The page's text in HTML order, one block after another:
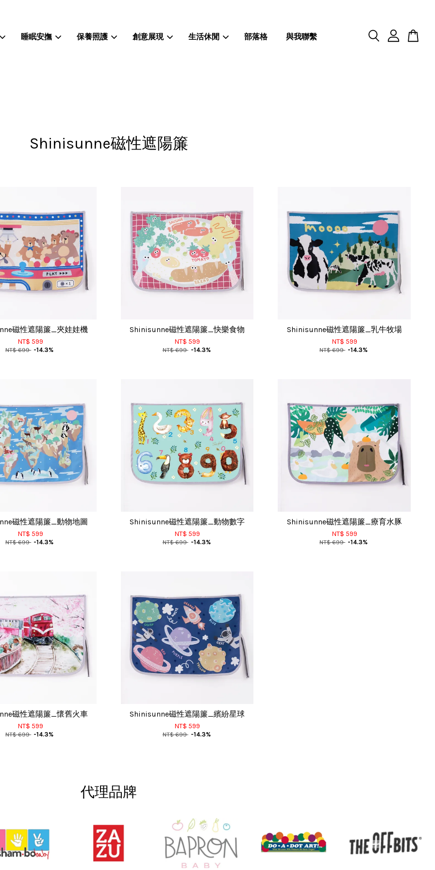
睡眠安撫 保養照護 創意展現 生活休閒 部落格 與我聯繫
Shinisunne磁性遮陽簾
磁性遮陽簾_夾娃娃機
NT$ 599
NT$ 699 -14.3%
Shinisunne磁性遮陽簾_快樂食物
NT$ 599
NT$ 699 -14.3%
Shinisunne磁性遮陽簾_乳牛牧場
NT$ 599
NT$ 699 -14.3%
磁性遮陽簾_動物地圖
NT$ 599
NT$ 699 -14.3%
Shinisunne磁性遮陽簾_動物數字
NT$ 599
NT$ 699 -14.3%
Shinisunne磁性遮陽簾_療育水豚
NT$ 599
NT$ 699 -14.3%
磁性遮陽簾_懷舊火車
NT$ 599
NT$ 699 -14.3%
Shinisunne磁性遮陽簾_繽紛星球
NT$ 599
NT$ 699 -14.3%
代理品牌